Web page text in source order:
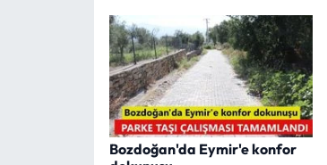
Bozdoğan'da Eymir'e konfor